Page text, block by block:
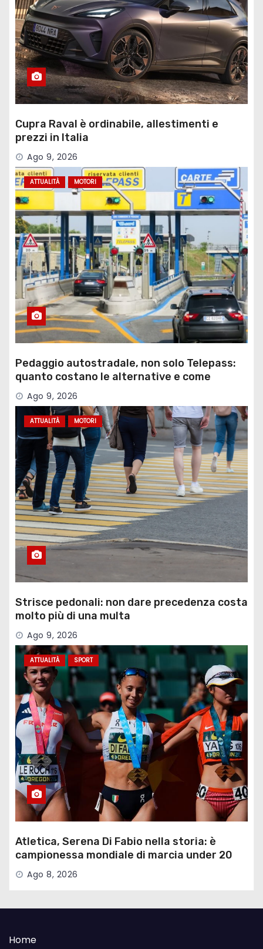
Cupra Raval è ordinabile, allestimenti e
prezzi in Italia
Ago 9, 2026
ATTUALITÀ MOTORI
Pedaggio autostradale, non solo Telepass:
quanto costano le alternative e come
funzionano
Ago 9, 2026
ATTUALITÀ MOTORI
Strisce pedonali: non dare precedenza costa
molto più di una multa
Ago 9, 2026
ATTUALITÀ SPORT
Atletica, Serena Di Fabio nella storia: è
campionessa mondiale di marcia under 20
Ago 8, 2026
Home